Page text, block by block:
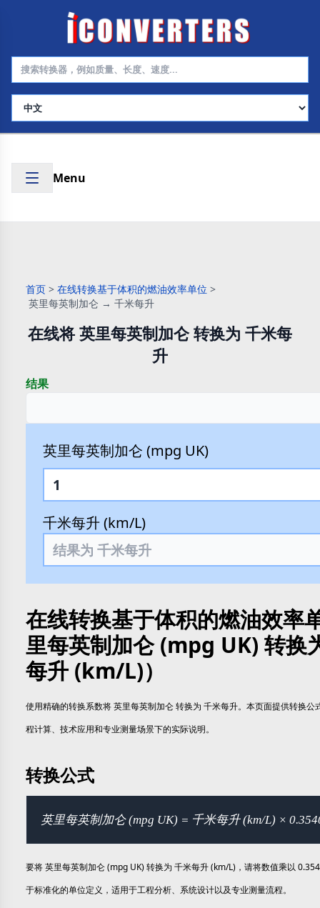
选择语言
Menu
首页 > 在线转换基于体积的燃油效率单位 >
英里每英制加仑 → 千米每升
在线将 英里每英制加仑 转换为 千米每
升
结果
英里每英制加仑 (mpg UK)
千米每升 (km/L)
在线转换基于体积的燃油效率
里每英制加仑 (mpg UK) 转换
每升 (km/L)）
使用精确的转换系数将 英里每英制加仑 转换为 千米每升。本页面提供转换公
程计算、技术应用和专业测量场景下的实际说明。
转换公式
英里每英制加仑 (mpg UK) = 千米每升 (km/L) ×
要将 英里每英制加仑 (mpg UK) 转换为 千米每升 (km/L)，请将数值乘以
于标准化的单位定义，适用于工程分析、系统设计以及专业测量流程。